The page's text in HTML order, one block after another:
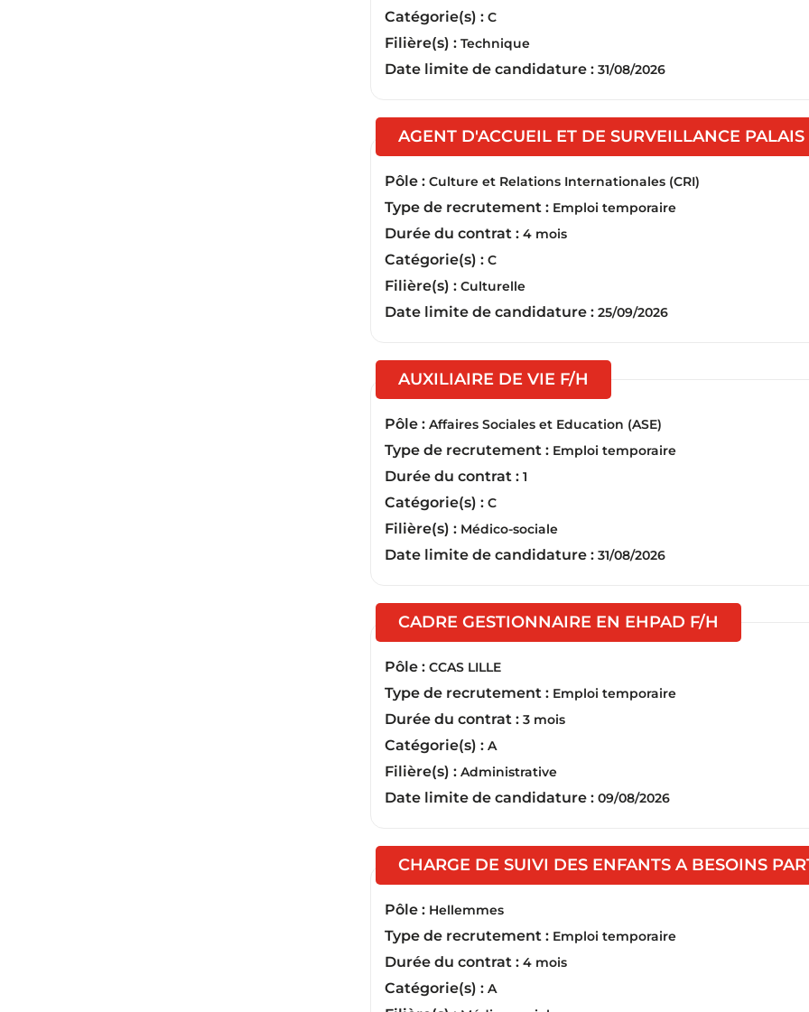
Catégorie(s) : C
Filière(s) : Technique
Date limite de candidature : 31/08/2026
AGENT D'ACCUEIL ET DE SURVEILLANCE
Pôle : Culture et Relations Internationales (CRI)
Type de recrutement : Emploi temporaire
Durée du contrat : 4 mois
Catégorie(s) : C
Filière(s) : Culturelle
Date limite de candidature : 25/09/2026
AUXILIAIRE DE VIE F/H
Pôle : Affaires Sociales et Education (ASE)
Type de recrutement : Emploi temporaire
Durée du contrat : 1
Catégorie(s) : C
Filière(s) : Médico-sociale
Date limite de candidature : 31/08/2026
CADRE GESTIONNAIRE EN EHPAD F/H
Pôle : CCAS LILLE
Type de recrutement : Emploi temporaire
Durée du contrat : 3 mois
Catégorie(s) : A
Filière(s) : Administrative
Date limite de candidature : 09/08/2026
CHARGE DE SUIVI DES ENFANTS A BESOINS
Pôle : Hellemmes
Type de recrutement : Emploi temporaire
Durée du contrat : 4 mois
Catégorie(s) : A